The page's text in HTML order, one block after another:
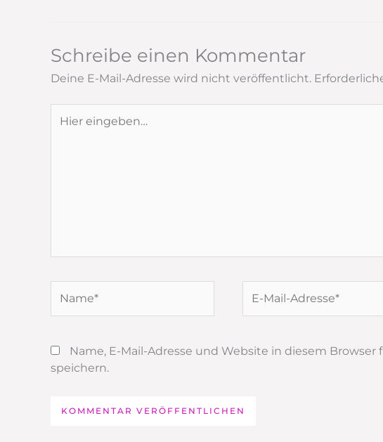
Schreibe einen Kommentar
Deine E-Mail-Adresse wird nicht veröffentlicht.
eingeben…
Mail-
Name, E-Mail-Adresse und Website in diesem
speichern.